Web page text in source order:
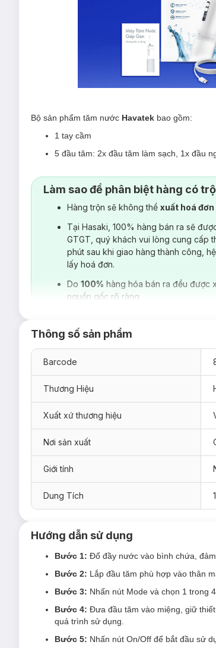
Bộ sản phẩm tăm nước Havatek bao gồm:
1 tay cầm
5 đầu tăm: 2x đầu tăm làm sạch, 1x đầu
1 hướng dẫn sử dụng
4 chế độchăm sóc răng miệng bao gồm:
Soft:Êm dịu cho người mới bắt đầu hoặc
Clean:Làm sạch hàng ngày với áp lực
Shoot:Điều chỉnh lực nước bằng tay, giúp
Custom: Điều chỉnh 10 mức áp lực nước
Làm sao để phân biệt hàng có
Hàng trộn sẽ không thể xuất hoá đơn
Tại Hasaki, 100% hàng bán ra sẽ
GTGT, quý khách vui lòng cung cấp
phút sau khi giao hàng thành công,
lấy hoá đơn.
Do 100% hàng hóa bán ra đều được
nguồn gốc rõ ràng.
Thông số sản phẩm
Barcode
Thương Hiệu
Xuất xứ thương hiệu
Nơi sản xuất
Giới tính
Dung Tích
Hướng dẫn sử dụng
Bước 1: Đổ đầy nước vào bình chứa,
Bước 2: Lắp đầu tăm phù hợp vào thân
Bước 3: Nhấn nút Mode và chọn 1 trong
Bước 4: Đưa đầu tăm vào miệng, giữ
quá trình sử dụng.
Bước 5: Nhấn nút On/Off để bắt đầu sử